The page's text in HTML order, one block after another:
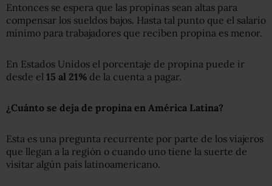
Entonces se espera que las propinas sean altas para
compensar los sueldos bajos. Hasta tal punto que el salario
mínimo para trabajadores que reciben propina es menor.
En Estados Unidos el porcentaje de propina puede ir
desde el 15 al 21% de la cuenta a pagar.
¿Cuánto se deja de propina en América Latina?
Esta es una pregunta recurrente por parte de los viajeros
que llegan a la región o cuando uno tiene la suerte de
visitar algún país latinoamericano.